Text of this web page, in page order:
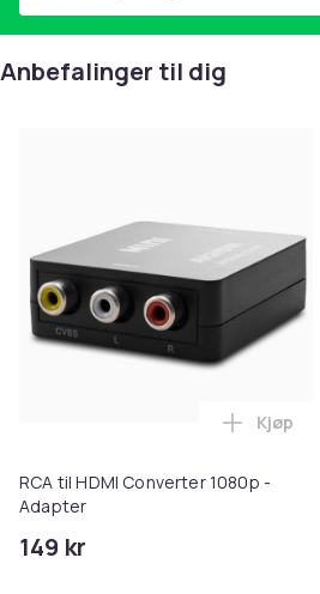
Anbefalinger til dig
RCA til HDMI Converter 1080p -
Adapter
149 kr
Legg
Kjøp